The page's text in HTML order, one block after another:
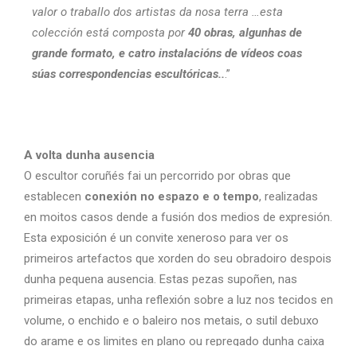
valor o traballo dos artistas da nosa terra …esta
colección está composta por40 obras, algunhas de
grande formato, e catro instalacións de vídeos coas
súas correspondencias escultóricas...”
A volta dunha ausencia
O escultor coruñés fai un percorrido por obras que
establecen conexión no espazo e o tempo, realizadas
en moitos casos dende a fusión dos medios de expresión.
Esta exposición é un convite xeneroso para ver os
primeiros artefactos que xorden do seu obradoiro despois
dunha pequena ausencia. Estas pezas supoñen, nas
primeiras etapas, unha reflexión sobre a luz nos tecidos en
volume, o enchido e o baleiro nos metais, o sutil debuxo
do arame e os limites en plano ou repregado dunha caixa